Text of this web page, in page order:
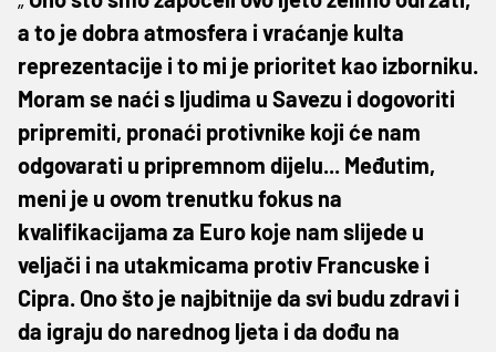
a to je dobra atmosfera i vraćanje kulta
reprezentacije i to mi je prioritet kao izborniku.
Moram se naći s ljudima u Savezu i dogovoriti
pripremiti, pronaći protivnike koji će nam
odgovarati u pripremnom dijelu... Međutim,
meni je u ovom trenutku fokus na
kvalifikacijama za Euro koje nam slijede u
veljači i na utakmicama protiv Francuske i
Cipra. Ono što je najbitnije da svi budu zdravi i
da igraju do narednog ljeta i da dođu na